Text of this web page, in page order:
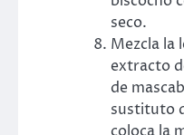
seco.
Mezcla la
extracto
de
sustituto